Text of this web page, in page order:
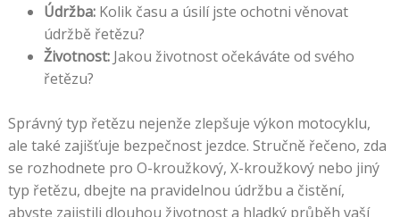
Údržba:Kolik času a úsilí jste ochotni věnovat
údržbě řetězu?
Životnost:Jakou životnost očekáváte od svého
řetězu?
Správný typ řetězu nejenže zlepšuje výkon motocyklu,
ale také zajišťuje bezpečnost jezdce. Stručně řečeno, zda
se rozhodnete pro O-kroužkový, X-kroužkový nebo jiný
typ řetězu, dbejte na pravidelnou údržbu a čistění,
abyste zajistili dlouhou životnost a hladký průběh vaší